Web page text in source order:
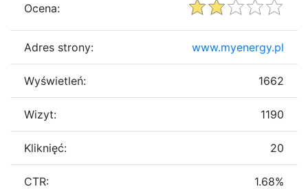
Ocena:
Adres strony: www.myenergy.pl
Wyświetleń: 1662
Wizyt: 1190
Kliknięć: 20
CTR: 1.68%